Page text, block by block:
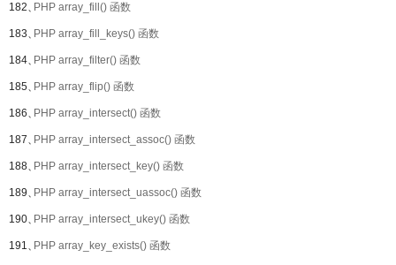
182、PHP array_fill() 函数
183、PHP array_fill_keys() 函数
184、PHP array_filter() 函数
185、PHP array_flip() 函数
186、PHP array_intersect() 函数
187、PHP array_intersect_assoc() 函数
188、PHP array_intersect_key() 函数
189、PHP array_intersect_uassoc() 函数
190、PHP array_intersect_ukey() 函数
191、PHP array_key_exists() 函数